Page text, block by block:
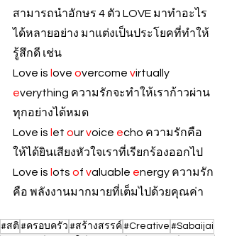
สามารถนำอักษร 4 ตัว LOVE มาทำอะไร
ได้หลายอย่าง มาแต่งเป็นประโยคที่ทำให้
รู้สึกดี เช่น
Love is ove overcome virtually
everything ความรักจะทำให้เราก้าวผ่าน
ทุกอย่างได้หมด
Love is et our voice echo ความรักคือ
ให้ได้ยินเสียงหัวใจเราที่เรียกร้องออกไป
Love is ots of valuable energy ความรัก
คือ พลังงานมากมายที่เต็มไปด้วยคุณค่า
#สติ #ครอบครัว #สร้างสรรค์#Creative #Sabaijai